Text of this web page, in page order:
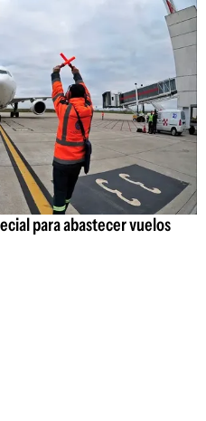
para abastecer vuelos